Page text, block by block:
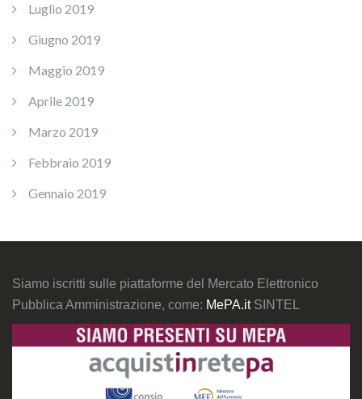
Luglio 2019
Giugno 2019
Maggio 2019
Aprile 2019
Marzo 2019
Febbraio 2019
Gennaio 2019
Siamo iscritti sulle piattaforme del Mercato Elettronico
Pubblica Amministrazione, come: MePA.it SINTEL